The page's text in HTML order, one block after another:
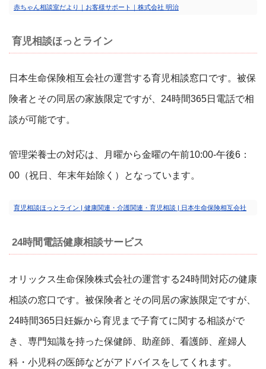
赤ちゃん相談室だより｜お客様サポート｜株式会社 明治
育児相談ほっとライン
日本生命保険相互会社の運営する育児相談窓口です。被保
険者とその同居の家族限定ですが、24時間365日電話で相
談が可能です。
管理栄養士の対応は、月曜から金曜の午前10:00-午後6：
00（祝日、年末年始除く）となっています。
育児相談ほっとライン | 健康関連・介護関連・育児相談 | 日本生命保険相互会社
24時間電話健康相談サービス
オリックス生命保険株式会社の運営する24時間対応の健康
相談の窓口です。被保険者とその同居の家族限定ですが、
24時間365日妊娠から育児まで子育てに関する相談がで
き、専門知識を持った保健師、助産師、看護師、産婦人
科・小児科の医師などがアドバイスをしてくれます。